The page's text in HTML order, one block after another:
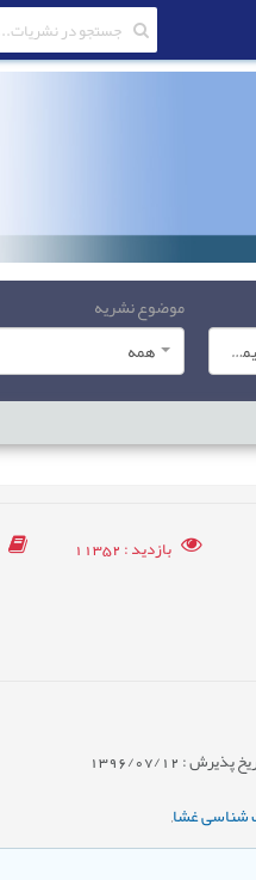
پژوهش و توسعه فناوری پلیمر ایران
موضوع نشریه
همه
بازدید: 11352
پذیرش : 1396/07/12
شناسی غشا,